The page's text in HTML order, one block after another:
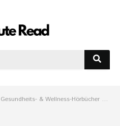
& Wellness-Hörbücher zur Stressbewältigung und für ein besseres Leben